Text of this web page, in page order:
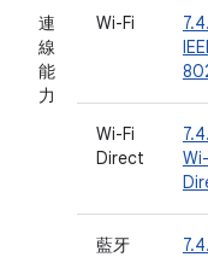
連
線
能
力
Wi-Fi
Wi-Fi
Direct
藍牙